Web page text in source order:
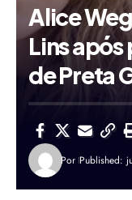
Alice
Lins
de Preta
Por Published: